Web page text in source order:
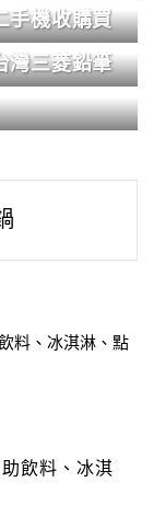
手機收購買
灣三菱鉛筆
飲料、冰淇